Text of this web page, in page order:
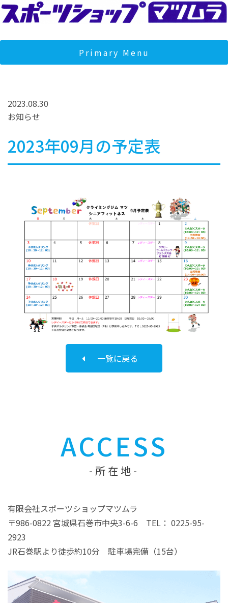
Skip
to
ジムとフィットネスジムを運営し、地域の健康とコミュニテ
サポートしております。
Primary Menu
2023.08.30
お知らせ
2023年09月の予定表
一覧に戻る
ACCESS
所在地
有限会社スポーツショップマツムラ
〒986-0822 宮城県石巻市中央3-6-6 TEL： 0225-95-
2923
JR石巻駅より徒歩約10分 駐車場完備（15台）